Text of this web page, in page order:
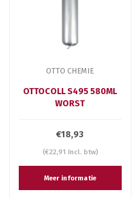
OTTO CHEMIE
OTTOCOLL S495 580ML
WORST
€18,93
(€22,91 Incl. btw)
Meer informatie